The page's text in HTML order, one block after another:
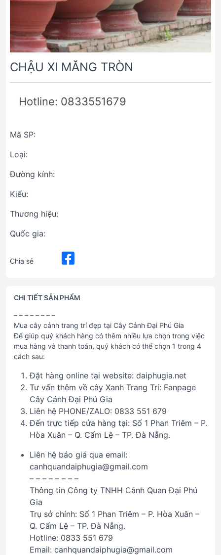
CHẬU XI MĂNG TRÒN
Hotline: 0833551679
Mã SP:
Loại:
Đường kính:
Kiểu:
Thương hiệu:
Quốc gia:
Chia sẻ
CHI TIẾT SẢN PHẨM
– – – – – – – –
Mua cây cảnh trang trí đẹp tại Cây Cảnh Đại Phú Gia
Để giúp quý khách hàng có thêm nhiều lựa chọn trong việc
mua hàng và thanh toán, quý khách có thể chọn 1 trong 4
cách sau:
Đặt hàng online tại website: daiphugia.net
Tư vấn thêm về cây Xanh Trang Trí: Fanpage
Cây Cảnh Đại Phú Gia
Liên hệ PHONE/ZALO: 0833 551 679
Đến trực tiếp cửa hàng tại: Số 1 Phan Triêm – P.
Hòa Xuân – Q. Cẩm Lệ – TP. Đà Nẵng.
Liên hệ báo giá qua email:
canhquandaiphugia@gmail.com
– – – – – – – –
Thông tin Công ty TNHH Cảnh Quan Đại Phú
Gia
Trụ sở chính: Số 1 Phan Triêm – P. Hòa Xuân –
Q. Cẩm Lệ – TP. Đà Nẵng.
Hotline: 0833 551 679
Email: canhquandaiphugia@gmail.com